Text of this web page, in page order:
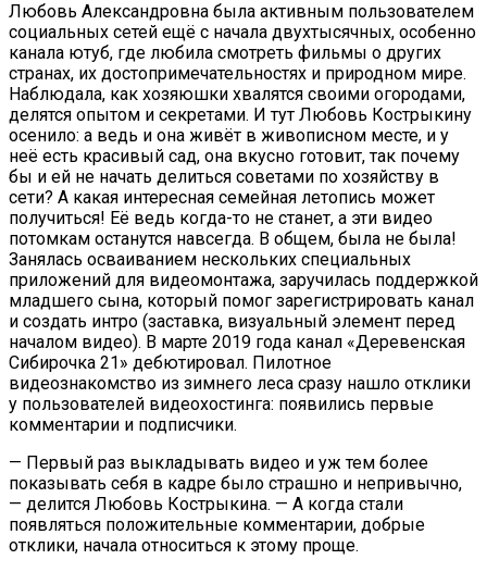
Любовь Александровна была активным пользователем
социальных сетей ещё с начала двухтысячных, особенно
канала ютуб, где любила смотреть фильмы о других
странах, их достопримечательностях и природном мире.
Наблюдала, как хозяюшки хвалятся своими огородами,
делятся опытом и секретами. И тут Любовь Кострыкину
осенило: а ведь и она живёт в живописном месте, и у
неё есть красивый сад, она вкусно готовит, так почему
бы и ей не начать делиться советами по хозяйству в
сети? А какая интересная семейная летопись может
получиться! Её ведь когда-то не станет, а эти видео
потомкам останутся навсегда. В общем, была не была!
Занялась осваиванием нескольких специальных
приложений для видеомонтажа, заручилась поддержкой
младшего сына, который помог зарегистрировать канал
и создать интро (заставка, визуальный элемент перед
началом видео). В марте 2019 года канал «Деревенская
Сибирочка 21» дебютировал. Пилотное
видеознакомство из зимнего леса сразу нашло отклики
у пользователей видеохостинга: появились первые
комментарии и подписчики.
— Первый раз выкладывать видео и уж тем более
показывать себя в кадре было страшно и непривычно,
— делится Любовь Кострыкина. — А когда стали
появляться положительные комментарии, добрые
отклики, начала относиться к этому проще.